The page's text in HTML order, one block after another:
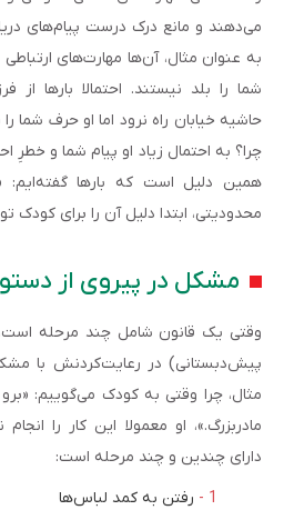
می‌دهند و مانع درک درست پیام‌های
به عنوان مثال، آن‌ها مهارت‌های
شما را بلد نیستند. احتمالا بارها از
حاشیه خیابان راه نرود اما او حرف شما
چرا؟ به احتمال زیاد او پیام شما و خطرِ
همین دلیل است که بارها گفته‌ایم:
محدودیتی، ابتدا دلیل آن را برای کودک
مشکل در پیروی از
وقتی یک قانون شامل چند مرحله
پیش‌‌دبستانی) در رعایت‌کردنش با
مثال، چرا وقتی به کودک می‌گوییم:
مادربزرگ.»، او معمولا این کار را
دارای چندین و چند مرحله است:
رفتن به کمد لباس‌ها